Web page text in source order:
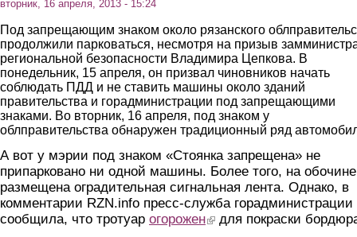
вторник, 16 апреля, 2013 - 15:24
Под запрещающим знаком около рязанского
продолжили парковаться, несмотря на призыв
региональной безопасности Владимира Цепкова. В
понедельник, 15 апреля, он призвал чиновников начать
соблюдать ПДД и не ставить машины около зданий
правительства и горадминистрации под запрещающими
знаками. Во вторник, 16 апреля, под знаком у
облправительства обнаружен традиционный ряд
А вот у мэрии под знаком «Стоянка запрещена» не
припарковано ни одной машины. Более того, на обочине
размещена оградительная сигнальная лента. Однако, в
комментарии RZN.info пресс-служба горадминистрации
сообщила, что тротуар огорожен(link is external)
для покраски